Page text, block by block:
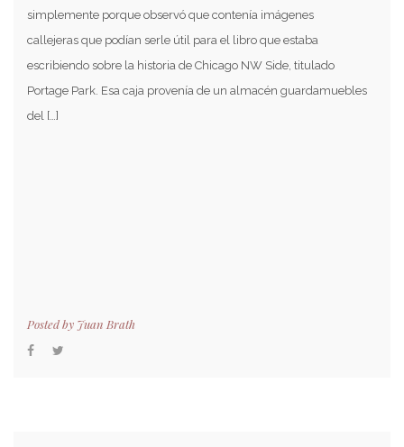
simplemente porque observó que contenía imágenes
callejeras que podían serle útil para el libro que estaba
escribiendo sobre la historia de Chicago NW Side, titulado
Portage Park. Esa caja provenía de un almacén guardamuebles
del […]
Posted by Juan Brath